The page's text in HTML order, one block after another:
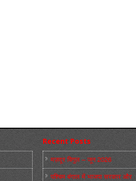
Recent Posts
मज़दूर बिगुल – जून 2026
पश्चिम बंगाल में भाजपा सरकार और